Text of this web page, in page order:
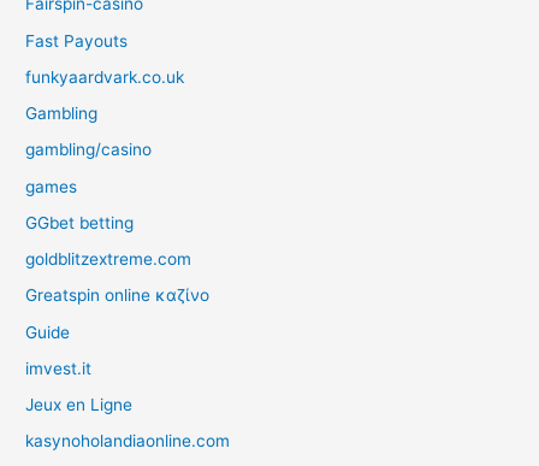
Fairspin-casino
Fast Payouts
funkyaardvark.co.uk
Gambling
gambling/casino
games
GGbet betting
goldblitzextreme.com
Greatspin online καζίνο
Guide
imvest.it
Jeux en Ligne
kasynoholandiaonline.com